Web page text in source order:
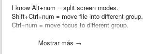
I know Alt+num = split screen modes.
Shift+Ctrl+num = move file into different group.
Ctrl+num = move focus to different group.
Mostrar más →